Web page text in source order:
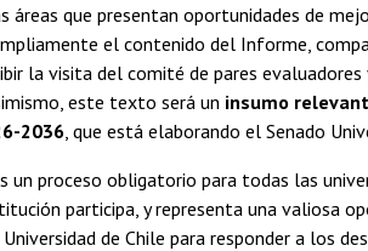
áreas que presentan oportunidades de
el contenido del Informe,
la visita del comité de pares
este texto será un insumo
2036 , que está elaborando el Senado
un proceso obligatorio para todas las
participa, y representa una valiosa
de Chile para responder a los